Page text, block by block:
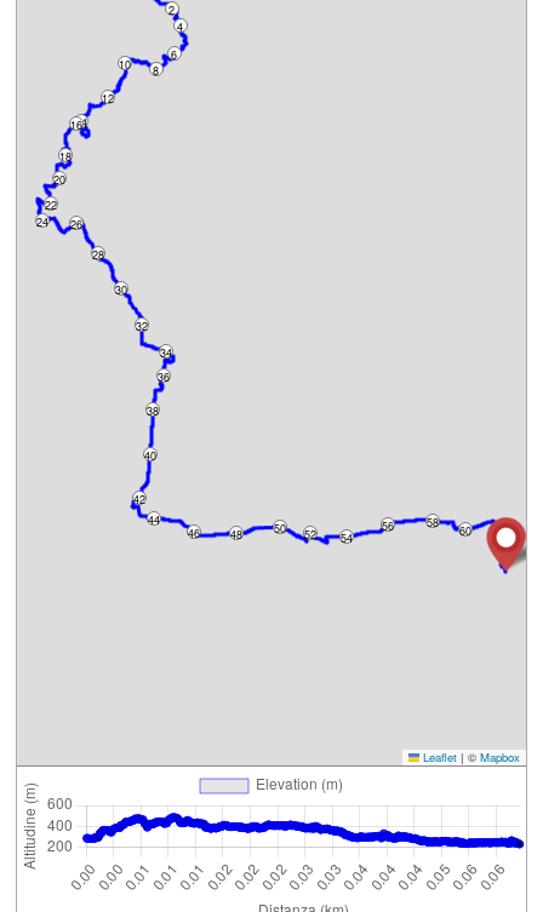
32
16
48
8
24
40
56
4
12
20
28
36
44
52
60
2
6
10
14
18
22
26
30
34
38
42
46 50
54
58
62
Leaflet | ©Mapbox